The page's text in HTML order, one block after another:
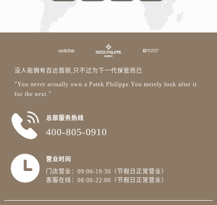
没人能拥有百达翡丽,只不过为下一代保管而已
"You never actually own a Patek Philippe.You merely look after it
for the next.”
总部服务热线
400-805-0910
营业时间
门店营业：09:00-19:30（节假日正常营业）
客服在线：08:00-22:00（节假日正常营业）